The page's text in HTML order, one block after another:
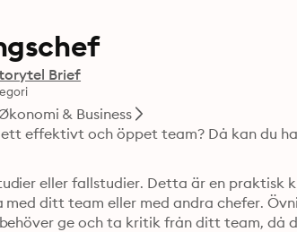
Brief
& Business
effektivt och öppet team? Då kan du
eller fallstudier. Detta är en praktisk
ditt team eller med andra chefer.
ge och ta kritik från ditt team, då